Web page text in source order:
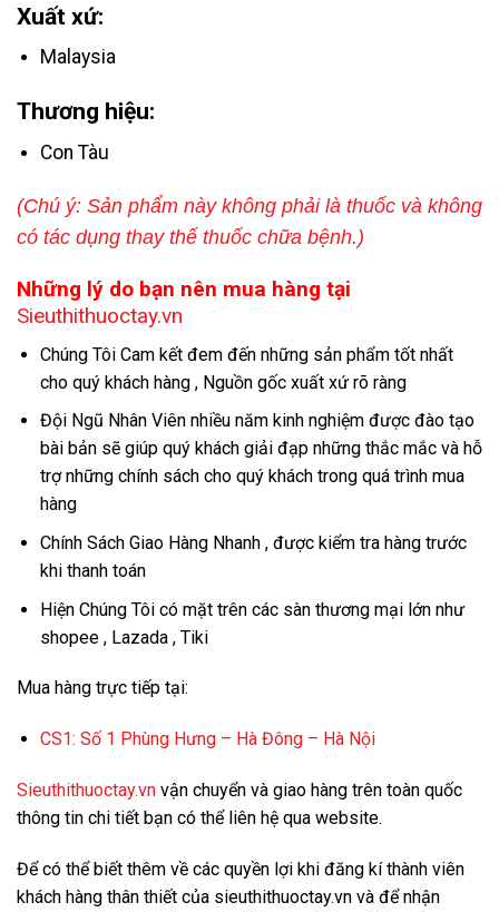
Xuất xứ:
Malaysia
Thương hiệu:
Con Tàu
(Chú ý: Sản phẩm này không phải là thuốc và không
có tác dụng thay thế thuốc chữa bệnh.)
Những lý do bạn nên mua hàng tại
Sieuthithuoctay.vn
Chúng Tôi Cam kết đem đến những sản phẩm tốt nhất
cho quý khách hàng , Nguồn gốc xuất xứ rõ ràng
Đội Ngũ Nhân Viên nhiều năm kinh nghiệm được đào tạo
bài bản sẽ giúp quý khách giải đạp những thắc mắc và hỗ
trợ những chính sách cho quý khách trong quá trình mua
hàng
Chính Sách Giao Hàng Nhanh , được kiểm tra hàng trước
khi thanh toán
Hiện Chúng Tôi có mặt trên các sàn thương mại lớn như
shopee , Lazada , Tiki
Mua hàng trực tiếp tại:
CS1: Số 1 Phùng Hưng – Hà Đông – Hà Nội
Sieuthithuoctay.vn vận chuyển và giao hàng trên toàn quốc
thông tin chi tiết bạn có thể liên hệ qua website.
Để có thể biết thêm về các quyền lợi khi đăng kí thành viên
khách hàng thân thiết của sieuthithuoctay.vn và để nhận